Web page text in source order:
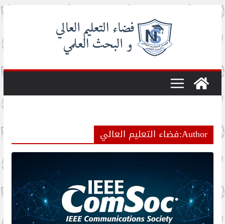
Skip
content
Author: فضاء التعليم العالي